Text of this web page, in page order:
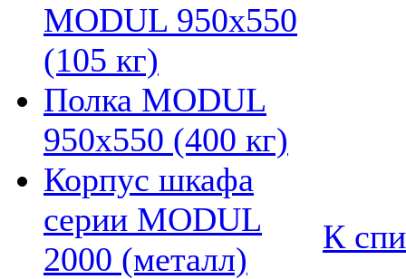
MODUL 950х550
(105 кг)
Полка MODUL
950х550 (400 кг)
Корпус шкафа
серии MODUL
2000 (металл)
К